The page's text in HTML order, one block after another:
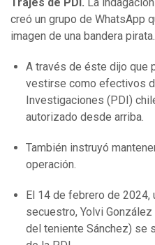
Trajes de PDI. La
creó un grupo de WhatsApp
imagen de una bandera pirata.
A través de éste dijo que
vestirse como efectivos
Investigaciones (PDI)
autorizado desde arriba.
También instruyó
operación.
El 14 de febrero de 2024,
secuestro, Yolvi
del teniente Sánchez) se